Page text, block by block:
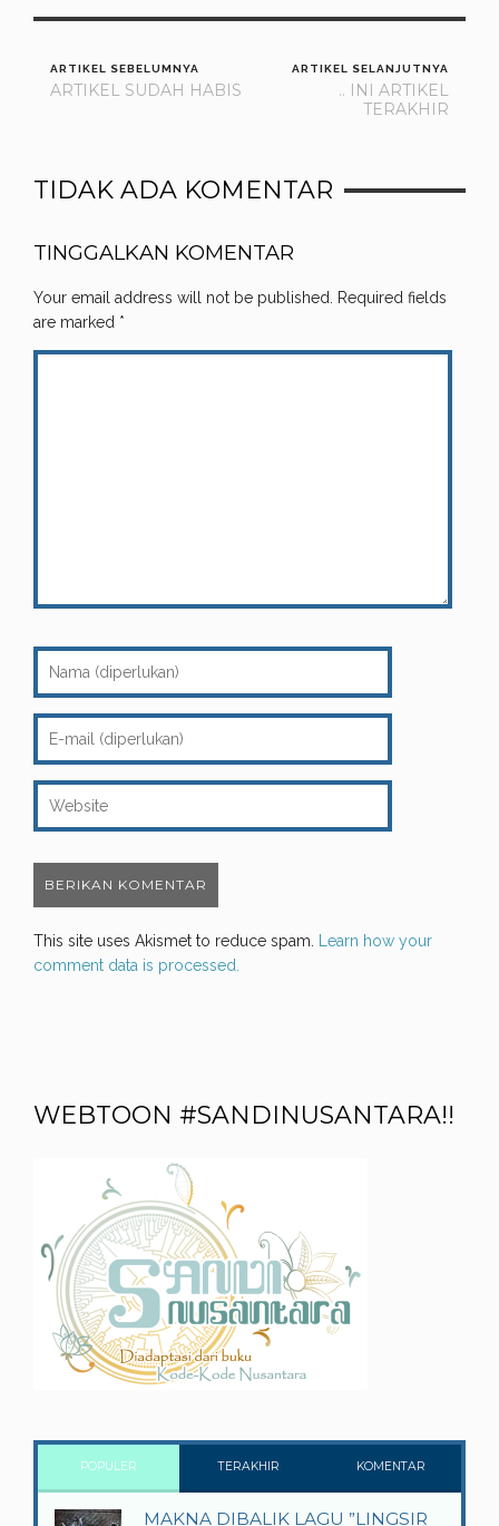
ARTIKEL SEBELUMNYA
ARTIKEL SUDAH HABIS
ARTIKEL SELANJUTNYA
.. INI ARTIKEL
TERAKHIR
TIDAK ADA KOMENTAR
TINGGALKAN KOMENTAR
Your email address will not be published. Required fields
are marked *
This site uses Akismet to reduce spam. Learn how your
comment data is processed.
WEBTOON #SANDINUSANTARA!!
POPULER TERAKHIR KOMENTAR
MAKNA DIBALIK LAGU ”LINGSIR